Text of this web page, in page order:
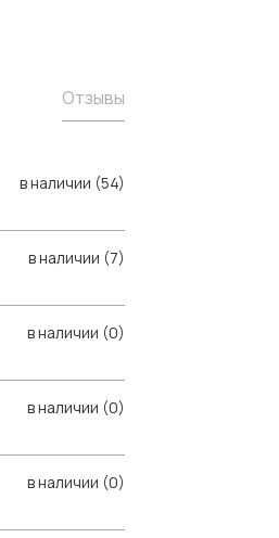
Отзывы
в наличии (54)
в наличии (7)
в наличии (0)
в наличии (0)
в наличии (0)